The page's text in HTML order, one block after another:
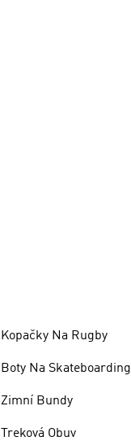
Kopačky Na Rugby
Boty Na Skateboarding
Zimní Bundy
Treková Obuv